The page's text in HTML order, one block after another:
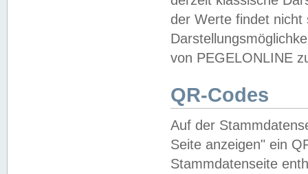
der Werte findet
von PEGELONLINE
QR-Codes
Auf der
Seite anzeigen" ein
Stammdatenseite